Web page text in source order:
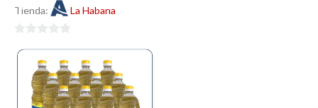
Tienda: La Habana
de